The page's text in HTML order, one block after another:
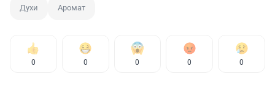
Духи Аромат
0 0 0 0 0